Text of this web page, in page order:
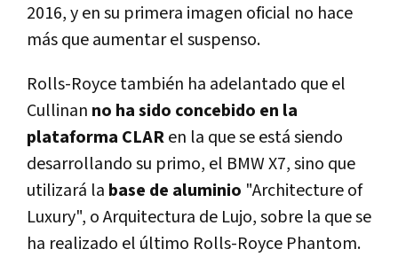
2016, y en su primera imagen oficial no hace
más que aumentar el suspenso.
Rolls-Royce también ha adelantado que el
Cullinan no ha sido concebido en la
plataforma CLARen la que se está siendo
desarrollando su primo, el BMW X7, sino que
utilizará la base de aluminio "Architecture of
Luxury", o Arquitectura de Lujo, sobre la que se
ha realizado el último Rolls-Royce Phantom.